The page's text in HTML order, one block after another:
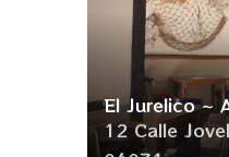
El Jurelico ~
12 Calle